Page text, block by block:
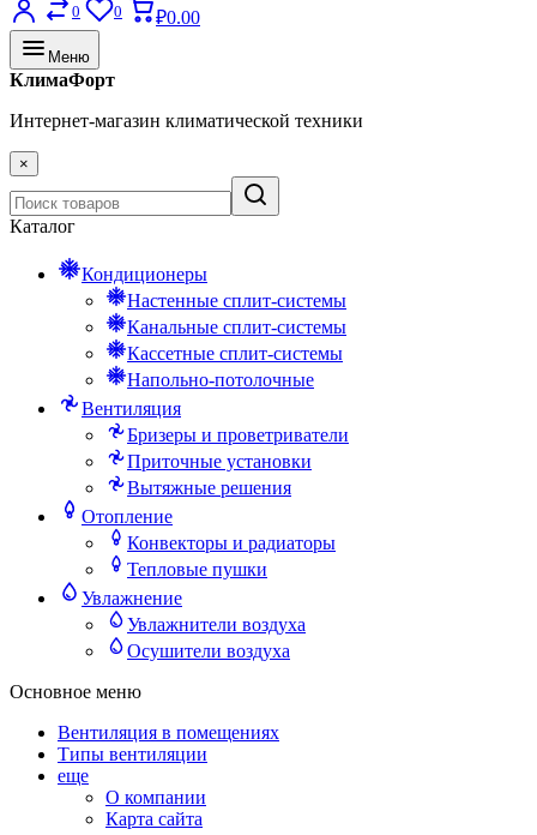
0 0 ₽0.00
Меню
КлимаФорт
Интернет-магазин климатической техники
×
Каталог
Кондиционеры
Настенные сплит-системы
Канальные сплит-системы
Кассетные сплит-системы
Напольно-потолочные
Вентиляция
Бризеры и проветриватели
Приточные установки
Вытяжные решения
Отопление
Конвекторы и радиаторы
Тепловые пушки
Увлажнение
Увлажнители воздуха
Осушители воздуха
Основное меню
Вентиляция в помещениях
Типы вентиляции
еще
О компании
Карта сайта